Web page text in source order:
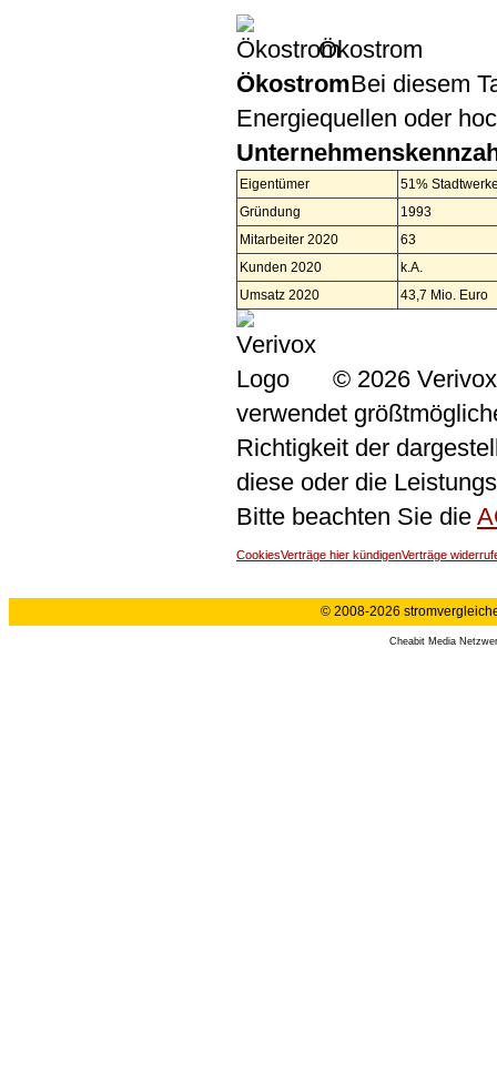
Ökostrom
ÖkostromBei diesem
Energiequellen oder
Eigentümer
51%
Gründung
1993
Mitarbeiter 2020
63
Kunden 2020
k.A.
Umsatz 2020
43,7 Mio. Euro
© 2026
verwendet
Richtigkeit der
diese oder die
Bitte beachten Sie die
CookiesVerträge hier kündigenVerträge
© 2008-2026
Cheabit Media